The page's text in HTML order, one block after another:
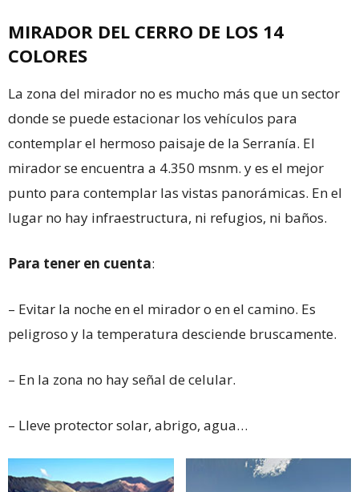
MIRADOR DEL CERRO DE LOS 14
COLORES
La zona del mirador no es mucho más que un sector
donde se puede estacionar los vehículos para
contemplar el hermoso paisaje de la Serranía. El
mirador se encuentra a 4.350 msnm. y es el mejor
punto para contemplar las vistas panorámicas. En el
lugar no hay infraestructura, ni refugios, ni baños.
Para tener en cuenta:
– Evitar la noche en el mirador o en el camino. Es
peligroso y la temperatura desciende bruscamente.
– En la zona no hay señal de celular.
– Lleve protector solar, abrigo, agua…